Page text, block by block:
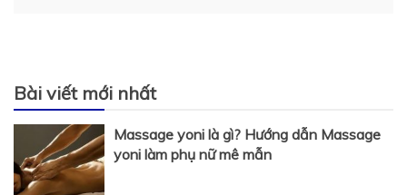
Bài viết mới nhất
Massage yoni là gì? Hướng dẫn Massage
yoni làm phụ nữ mê mẫn